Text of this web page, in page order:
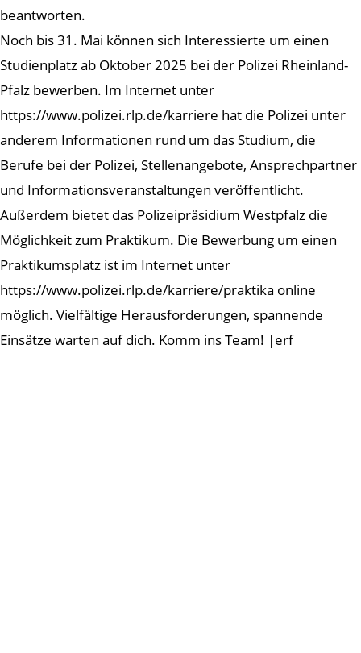
beantworten.
Noch bis 31. Mai können sich Interessierte um einen
Studienplatz ab Oktober 2025 bei der Polizei Rheinland-
Pfalz bewerben. Im Internet unter
https://www.polizei.rlp.de/karriere hat die Polizei unter
anderem Informationen rund um das Studium, die
Berufe bei der Polizei, Stellenangebote, Ansprechpartner
und Informationsveranstaltungen veröffentlicht.
Außerdem bietet das Polizeipräsidium Westpfalz die
Möglichkeit zum Praktikum. Die Bewerbung um einen
Praktikumsplatz ist im Internet unter
https://www.polizei.rlp.de/karriere/praktika online
möglich. Vielfältige Herausforderungen, spannende
Einsätze warten auf dich. Komm ins Team! |erf